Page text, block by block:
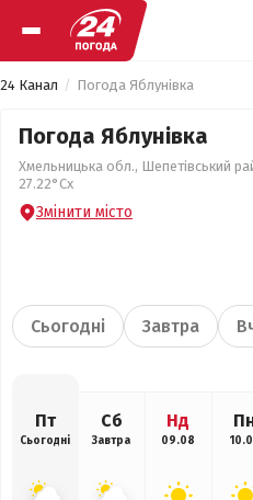
24 Канал Погода Яблунівка
Погода Яблунівка
Хмельницька обл., Шепетівський
27.22°Сх
Змінити місто
Сьогодні Завтра
Пт
Сьогодні
Сб
Завтра
Нд
09.08